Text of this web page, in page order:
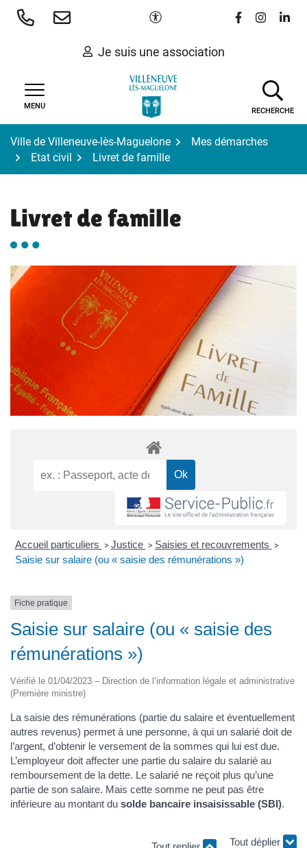
Aller
Paramètres d'accessibilité
Lien vers le
Lien vers
Lien
Je suis une association
MENU
RECHERCHE
Ville de Villeneuve-lès-Maguelone
Mes démarches
Etat civil
Livret de famille
Livret de famille
Accueil particuliers > Justice > Saisies et recouvrements >
Saisie sur salaire (ou « saisie des rémunérations »)
Fiche pratique
Saisie sur salaire (ou « saisie des
rémunérations »)
Vérifié le 01/04/2023 – Direction de l’information légale et administrative
(Première ministre)
La saisie des rémunérations (partie du salaire et éventuellement
autres revenus) permet à une personne, à qui un salarié doit de
l’argent, d’obtenir le versement de la sommes qui lui est due.
L’employeur doit affecter une partie du salaire du salarié au
remboursement de la dette. Le salarié ne reçoit plus qu’une
partie de son salaire. Mais cette somme ne peut pas être
inférieure au montant du solde bancaire insaisissable (SBI).